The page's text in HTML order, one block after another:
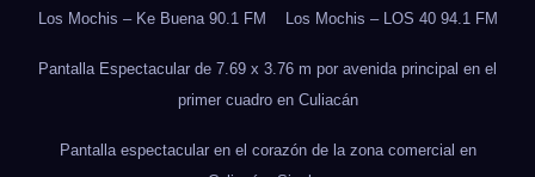
Los Mochis – Ke Buena 90.1 FM Los Mochis – LOS 40 94.1 FM
Pantalla Espectacular de 7.69 x 3.76 m por avenida principal en el
primer cuadro en Culiacán
Pantalla espectacular en el corazón de la zona comercial en